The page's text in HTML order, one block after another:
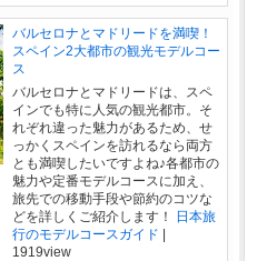
バルセロナとマドリードを満喫！
スペイン2大都市の観光モデルコー
ス
バルセロナとマドリードは、スペ
インでも特に人気の観光都市。そ
れぞれ違った魅力があるため、せ
っかくスペインを訪れるなら両方
とも満喫したいですよね♪各都市の
魅力や定番モデルコースに加え、
旅先での移動手段や節約のコツな
どを詳しくご紹介します！
日本旅
行のモデルコースガイド |
1919view